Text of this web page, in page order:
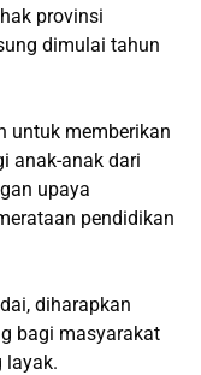
provinsi
dimulai tahun
untuk memberikan
anak-anak dari
upaya
pendidikan
diharapkan
bagi masyarakat
layak.